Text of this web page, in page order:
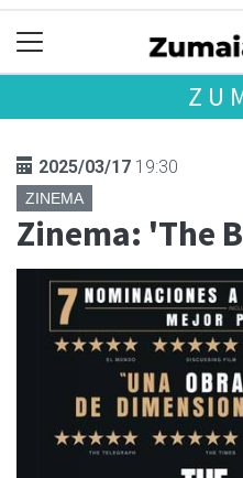
2025/03/17 19:30
ZINEMA
Zinema: 'The